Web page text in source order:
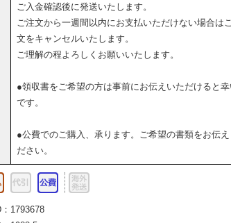
ご入金確認後に発送いたします。
ご注文から一週間以内にお支払いただけない場合は
文をキャンセルいたします。
ご理解の程よろしくお願いいたします。
●領収書をご希望の方は事前にお伝えいただけると
です。
●公費でのご購入、承ります。ご希望の書類をお伝え
ださい。
1793678